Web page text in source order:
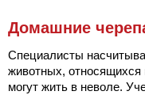
Домашние
Специалисты
животных,
могут жить в неволе.